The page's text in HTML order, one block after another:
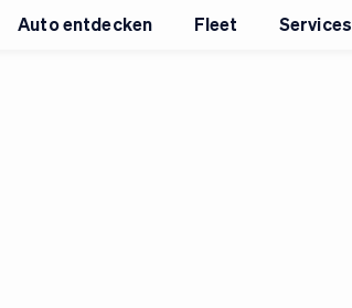
Auto entdecken Fleet Services